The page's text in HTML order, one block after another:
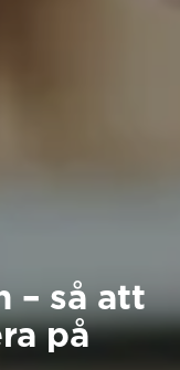
– så att
på